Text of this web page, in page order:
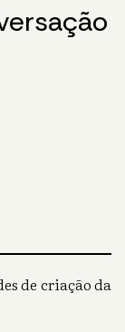
de criação da